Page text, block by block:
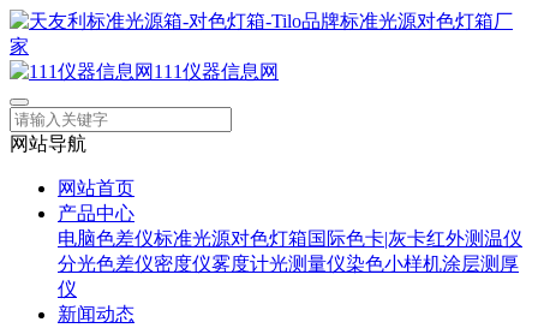
111仪器信息网
网站导航
网站首页
产品中心
电脑色差仪标准光源对色灯箱国际色卡|灰卡红外测温仪
分光色差仪密度仪雾度计光测量仪染色小样机涂层测厚
仪
新闻动态